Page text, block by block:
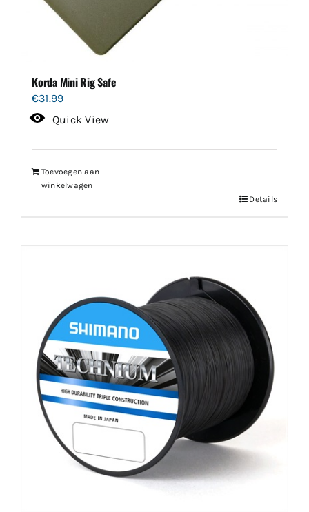
Korda Mini Rig Safe
€31.99
Quick View
Toevoegen aan
winkelwagen
Details